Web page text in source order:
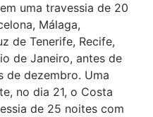
uma travessia de 20
Málaga,
de Tenerife, Recife,
de Janeiro, antes de
de dezembro. Uma
no dia 21, o Costa
de 25 noites com